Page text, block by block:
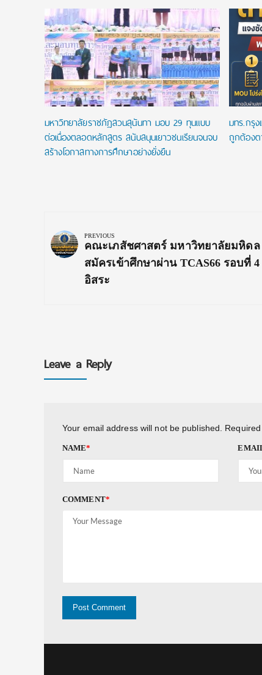
มหาวิทยาลัยราชภัฏสวนสุนันทา มอบ 29 ทุนแบบ
ต่อเนื่องตลอดหลักสูตร สนับสนุนเยาวชนเรียนจนจบ
สร้างโอกาสทางการศึกษาอย่างยั่งยืน
มทร.กรุ
ถูกต้องต
navigation
PREVIOUS
Previous
Post:
คณะเภสัชศาสตร์ มหาวิทยาลัยมหิดล
สมัครเข้าศึกษาผ่าน TCAS66 รอบที่ 4
อิสระ
Leave a Reply
Your email address will not be published.
NAME*
COMMENT*